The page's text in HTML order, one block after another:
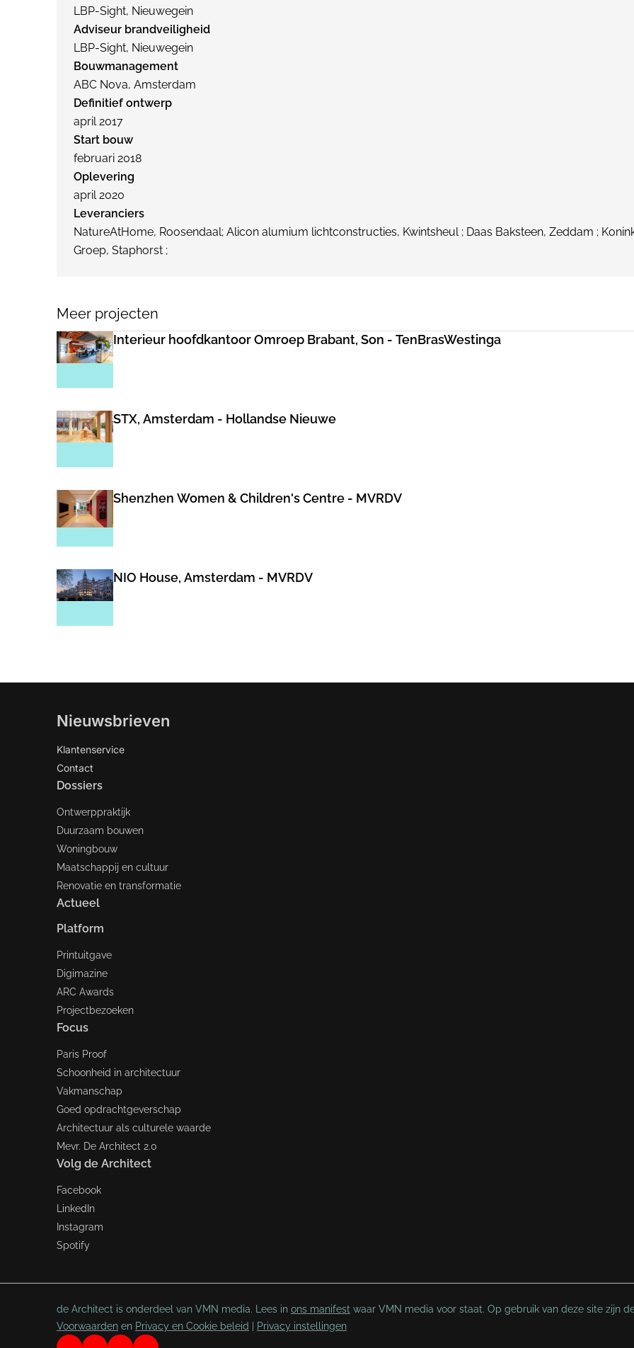
LBP-Sight, Nieuwegein
Adviseur brandveiligheid
LBP-Sight, Nieuwegein
Bouwmanagement
ABC Nova, Amsterdam
Definitief ontwerp
april 2017
Start bouw
februari 2018
Oplevering
april 2020
Leveranciers
NatureAtHome, Roosendaal; Alicon alumium lichtconstructies, Kwintsheul ; Daas Baksteen, Zeddam ;
Groep, Staphorst ;
Meer projecten
Interieur hoofdkantoor Omroep Brabant, Son - TenBrasWestinga
STX, Amsterdam - Hollandse Nieuwe
Shenzhen Women & Children's Centre - MVRDV
NIO House, Amsterdam - MVRDV
Nieuwsbrieven
Klantenservice
Contact
Dossiers
Ontwerppraktijk
Duurzaam bouwen
Woningbouw
Maatschappij en cultuur
Renovatie en transformatie
Actueel
Platform
Printuitgave
Digimazine
ARC Awards
Projectbezoeken
Focus
Paris Proof
Schoonheid in architectuur
Vakmanschap
Goed opdrachtgeverschap
Architectuur als culturele waarde
Mevr. De Architect 2.0
Volg de Architect
Facebook
LinkedIn
Instagram
Spotify
de Architect is onderdeel van VMN media. Lees in ons manifest waar VMN media voor staat. Op gebruik van deze site zijn
Voorwaarden en Privacy en Cookie beleid Privacy instellingen